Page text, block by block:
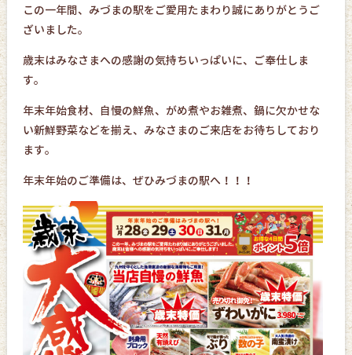
この一年間、みづまの駅をご愛用たまわり誠にありがとうご
ざいました。
歳末はみなさまへの感謝の気持ちいっぱいに、ご奉仕しま
す。
年末年始食材、自慢の鮮魚、がめ煮やお雑煮、鍋に欠かせな
い新鮮野菜などを揃え、みなさまのご来店をお待ちしており
ます。
年末年始のご準備は、ぜひみづまの駅へ！！！